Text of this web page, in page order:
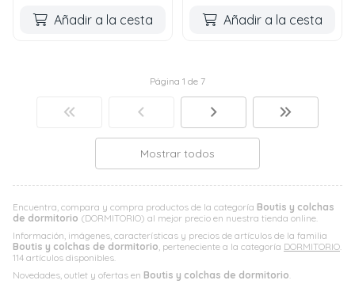
Encuentra, compara y compra productos de la categoría Boutis y colchas
de dormitorio (DORMITORIO) al mejor precio en nuestra tienda online.
Información, imágenes, características y precios de artículos de la familia
Boutis y colchas de dormitorio, perteneciente a la categoría DORMITORIO.
114 artículos disponibles.
Novedades, outlet y ofertas en Boutis y colchas de dormitorio.
Añadir a la cesta Añadir a la cesta
Página 1 de 7
Mostrar todos